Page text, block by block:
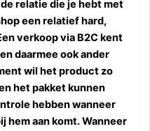
relatie die je hebt met
een relatief hard,
verkoop via B2C kent
daarmee ook ander
wil het product zo
het pakket kunnen
hebben wanneer
hem aan komt. Wanneer